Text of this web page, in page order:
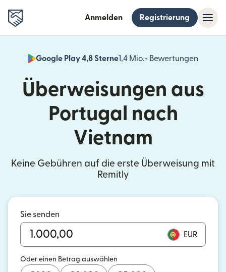
Anmelden Registrierung
Google Play 4,8 Sterne1,4 Mio.+ Bewertungen
Überweisungen aus
Portugal nach
Vietnam
Keine Gebühren auf die erste Überweisung mit
Remitly
Sie senden
EUR
Oder einen Betrag auswählen